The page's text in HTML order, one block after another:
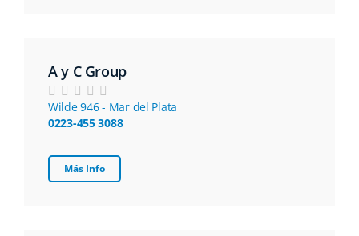
A y C Group
Wilde 946 - Mar del Plata
0223-455 3088
Más Info